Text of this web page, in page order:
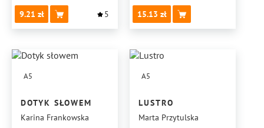
9.21 5
15.13
A5
DOTYK SŁOWEM
Karina Frankowska
A5
LUSTRO
Marta Przytulska